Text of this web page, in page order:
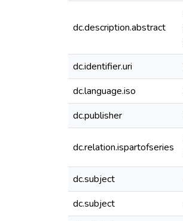
dc.description.abstract
dc.identifier.uri
dc.language.iso
dc.publisher
dc.relation.ispartofseries
dc.subject
dc.subject